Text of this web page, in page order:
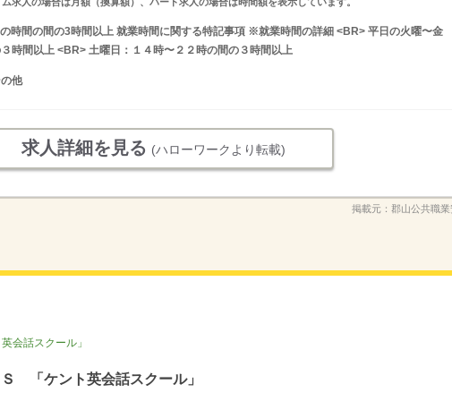
時間の間の3時間以上 就業時間に関する特記事項 ※就業時間の詳細 <BR> 平日の火曜〜金
時間以上 <BR> 土曜日：１４時〜２２時の間の３時間以上
他
求人詳細を見る (ハローワークより転載)
掲載元： 郡山公共職
話スクール」
「ケント英会話スクール」